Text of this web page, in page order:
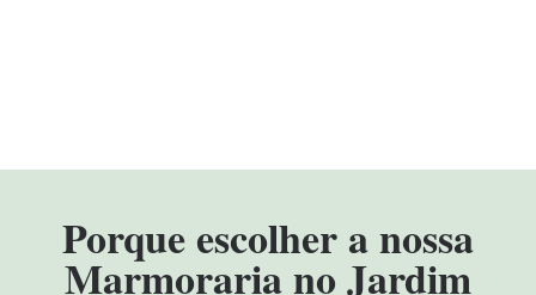
Porque escolher a nossa
Marmoraria no Jardim